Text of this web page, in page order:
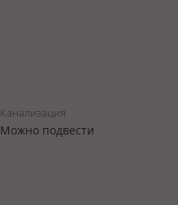
Канализация
Можно подвести